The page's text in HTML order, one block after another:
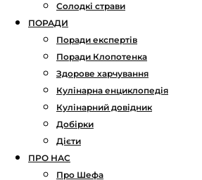
Солодкі страви
ПОРАДИ
Поради експертів
Поради Клопотенка
Здорове харчування
Кулінарна енциклопедія
Кулінарний довідник
Добірки
Дієти
ПРО НАС
Про Шефа